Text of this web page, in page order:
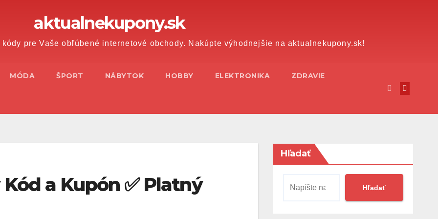
aktualnekupony.sk
pre Vaše obľúbené internetové obchody. Nakúpte výhodnejšie na aktualnekupony.sk!
MÓDA ŠPORT NÁBYTOK HOBBY ELEKTRONIKA ZDRAVIE
a Kupón ✅ Platný
Hľadať
Hľadať